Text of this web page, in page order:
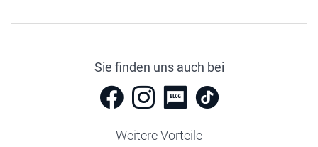
Sie finden uns auch bei
Weitere Vorteile